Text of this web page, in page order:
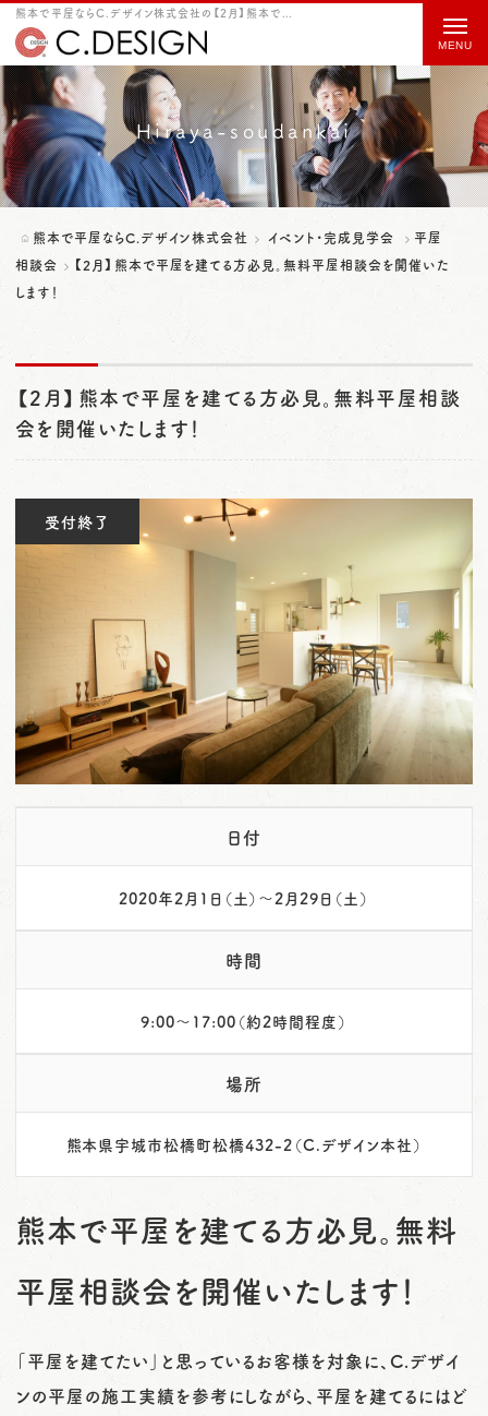
熊本で平屋ならC.デザイン株式会社の【2月】熊本で平屋を建てる方必見。無料平屋相談会を開催いたします！をご紹介
Hiraya-soudankai
熊本で平屋ならC.デザイン株式会社 イベント・完成見学会
平屋
相談会
【2月】熊本で平屋を建てる方必見。無料平屋相談会を開催いた
します！
【2月】熊本で平屋を建てる方必見。無料平屋相談
会を開催いたします！
受付終了
日付
2020年2月1日（土）～2月29日（土）
時間
9:00～17:00（約2時間程度）
場所
熊本県宇城市松橋町松橋432-2（C.デザイン本社）
熊本で平屋を建てる方必見。無料
平屋相談会を開催いたします！
「平屋を建てたい」と思っているお客様を対象に、C.デザイ
ンの平屋の施工実績を参考にしながら、平屋を建てるにはど
t
o
g
g
l
e
g
a